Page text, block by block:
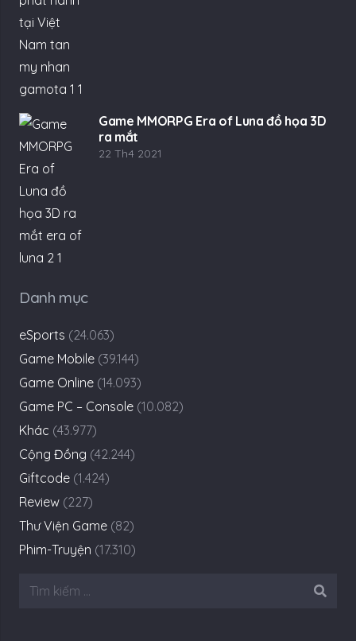
Game MMORPG Era of Luna đồ họa 3D
ra mắt
22 Th4 2021
Danh mục
eSports (24.063)
Game Mobile (39.144)
Game Online (14.093)
Game PC – Console (10.082)
Khác (43.977)
Cộng Đồng (42.244)
Giftcode (1.424)
Review (227)
Thư Viện Game (82)
Phim-Truyện (17.310)
Tìm